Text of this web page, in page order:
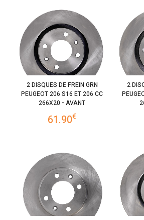
2 DISQUES DE FREIN GRN
PEUGEOT 206 S16 ET 206 CC
266X20 - AVANT
61.90€
2